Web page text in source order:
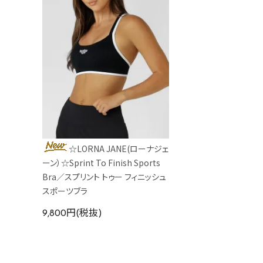
☆LORNA JANE(ローナジェ
ーン）☆Sprint To Finish Sports
Bra／スプリント トゥー フィニッシュ
スポーツブラ
9,800円(税抜)